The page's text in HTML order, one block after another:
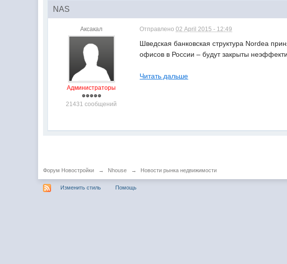
NAS
Аксакал
Администраторы
21431 сообщений
Отправлено02 April 2015 - 12:49
Шведская банковская структура Nordea
офисов в России – будут закрыты
Читать дальше
Форум Новостройки → Nhouse → Новости рынка недвижимости
Изменить стиль Помощь